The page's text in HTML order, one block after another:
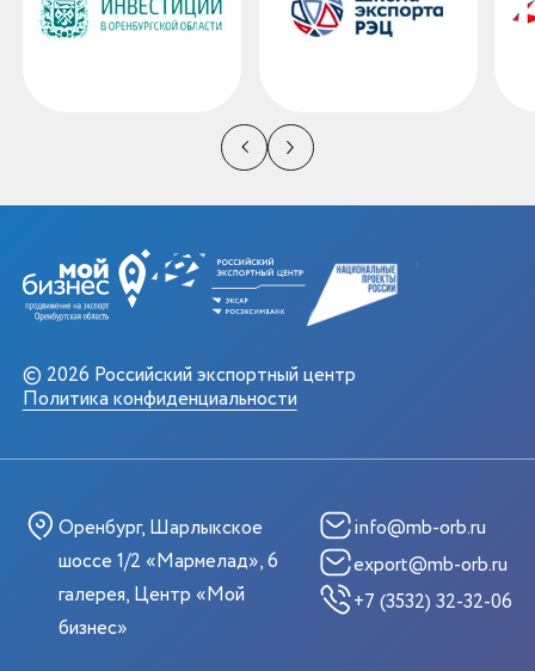
© 2026 Российский экспортный центр
Политика конфиденциальности
Оренбург, Шарлыкское
шоссе 1/2 «Мармелад», 6
галерея, Центр «Мой
бизнес»
info@mb-orb.ru
export@mb-orb.ru
+7 (3532) 32-32-06